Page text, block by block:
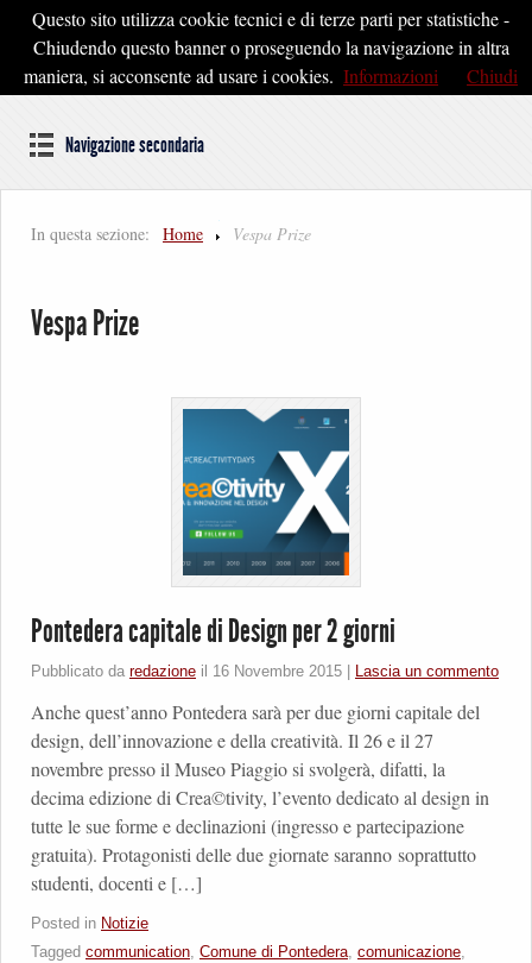
Pontedera2020
Dal cuore della Toscana un'idea di Futuro
Navigazione secondaria
In questa sezione: Home Vespa Prize
Vespa Prize
Pontedera capitale di Design per 2 giorni
Pubblicato da redazione il 16 Novembre 2015 Lascia un commento
Anche quest’anno Pontedera sarà per due giorni capitale del
design, dell’innovazione e della creatività. Il 26 e il 27
novembre presso il Museo Piaggio si svolgerà, difatti, la
decima edizione di Crea©tivity, l’evento dedicato al design in
tutte le sue forme e declinazioni (ingresso e partecipazione
gratuita). Protagonisti delle due giornate saranno soprattutto
studenti, docenti e […]
Posted in Notizie
Tagged communication, Comune di Pontedera, comunicazione,
Questo sito utilizza cookie tecnici e di terze parti per statistiche -
Chiudendo questo banner o proseguendo la navigazione in altra
maniera, si acconsente ad usare i cookies. Informazioni Chiudi